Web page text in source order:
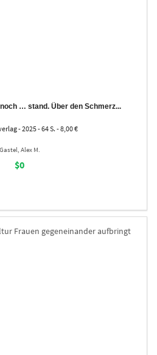
… stand. Über den Schmerz...
- 2025 - 64 S. - 8,00 €
Gastel, Alex M.
$0